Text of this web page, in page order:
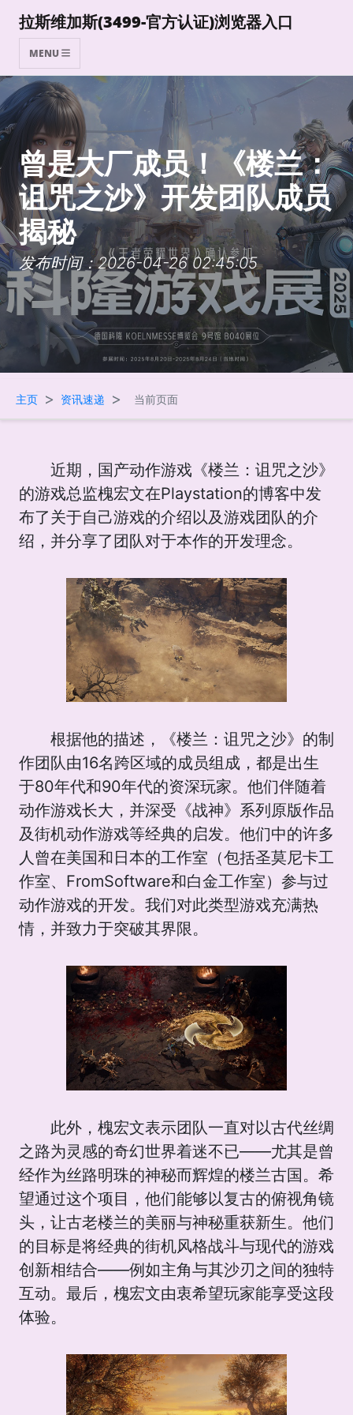
拉斯维加斯(3499-官方认证)浏览器入口
MENU
曾是大厂成员！《楼兰：
诅咒之沙》开发团队成员
揭秘
发布时间：2026-04-26 02:45:05
主页 > 资讯速递 > 当前页面
近期，国产动作游戏《楼兰：诅咒之沙》
的游戏总监槐宏文在Playstation的博客中发
布了关于自己游戏的介绍以及游戏团队的介
绍，并分享了团队对于本作的开发理念。
根据他的描述，《楼兰：诅咒之沙》的制
作团队由16名跨区域的成员组成，都是出生
于80年代和90年代的资深玩家。他们伴随着
动作游戏长大，并深受《战神》系列原版作品
及街机动作游戏等经典的启发。他们中的许多
人曾在美国和日本的工作室（包括圣莫尼卡工
作室、FromSoftware和白金工作室）参与过
动作游戏的开发。我们对此类型游戏充满热
情，并致力于突破其界限。
此外，槐宏文表示团队一直对以古代丝绸
之路为灵感的奇幻世界着迷不已——尤其是曾
经作为丝路明珠的神秘而辉煌的楼兰古国。希
望通过这个项目，他们能够以复古的俯视角镜
头，让古老楼兰的美丽与神秘重获新生。他们
的目标是将经典的街机风格战斗与现代的游戏
创新相结合——例如主角与其沙刃之间的独特
互动。最后，槐宏文由衷希望玩家能享受这段
体验。